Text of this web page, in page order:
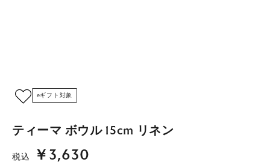
eギフト対象
ティーマ ボウル 15cm リネン
税込 ￥3,630